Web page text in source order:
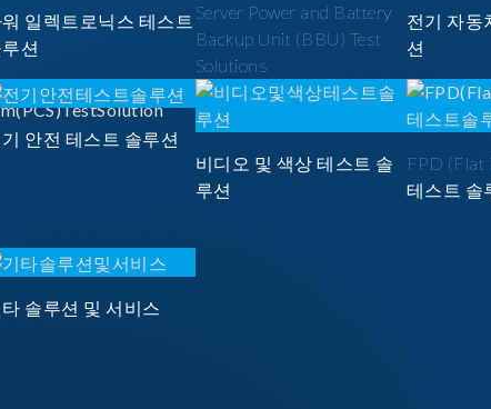
일렉트로닉스 테스트
션
Server Power and Battery
Backup Unit (BBU) Test
Solutions
전기 자동
션
안전 테스트 솔루션
비디오 및 색상 테스트 솔
루션
FPD (Flat
테스트 솔
솔루션 및 서비스